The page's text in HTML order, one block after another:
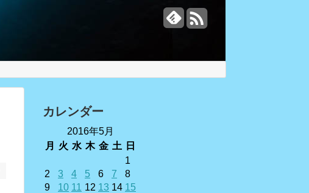
カレンダー
2016年5月
月
火 水 木 金 土 日
1
2
3 4 5 6 7
8
9
10 11 12 13 14 15